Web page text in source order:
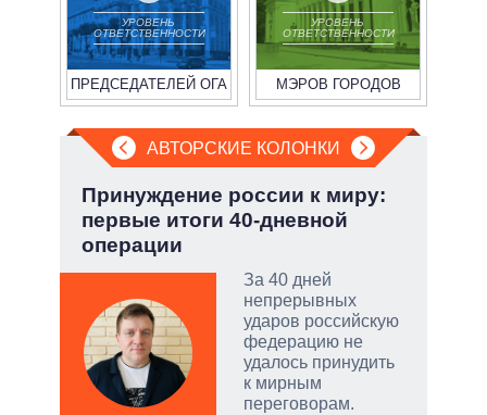
УРОВЕНЬ
ОТВЕТСТВЕННОСТИ
ПРЕДСЕДАТЕЛЕЙ ОГА
УРОВЕНЬ
ОТВЕТСТВЕННОСТИ
МЭРОВ ГОРОДОВ
АВТОРСКИЕ КОЛОНКИ
Принуждение россии к миру:
первые итоги 40-дневной
операции
За 40 дней
непрерывных
ударов российскую
федерацию не
удалось принудить
к мирным
переговорам.